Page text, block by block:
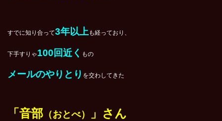
すでに知り合って3年以上も経っており、
下手すりゃ100回近く もの
メールのやりとり を交わしてきた
「音部 （おとべ） 」さん